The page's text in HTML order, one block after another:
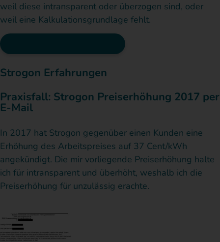
weil diese intransparent oder überzogen sind, oder
weil eine Kalkulationsgrundlage fehlt.
Strogon Erfahrungen
Praxisfall: Strogon Preiserhöhung 2017 per
E-Mail
In 2017 hat Strogon gegenüber einen Kunden eine
Erhöhung des Arbeitspreises auf 37 Cent/kWh
angekündigt. Die mir vorliegende Preiserhöhung halte
ich für intransparent und überhöht, weshalb ich die
Preiserhöhung für unzulässig erachte.